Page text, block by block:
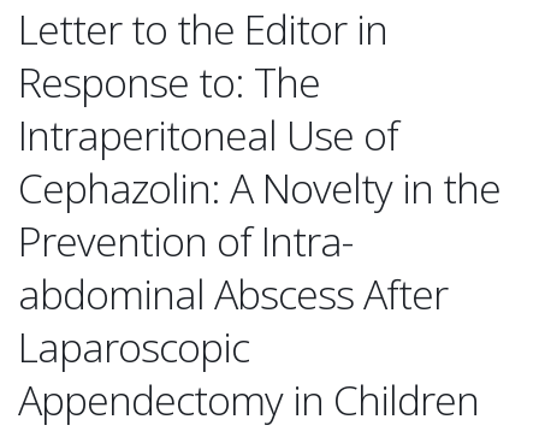
Letter to the Editor in
Response to: The
Intraperitoneal Use of
Cephazolin: A Novelty in the
Prevention of Intra-
abdominal Abscess After
Laparoscopic
Appendectomy in Children